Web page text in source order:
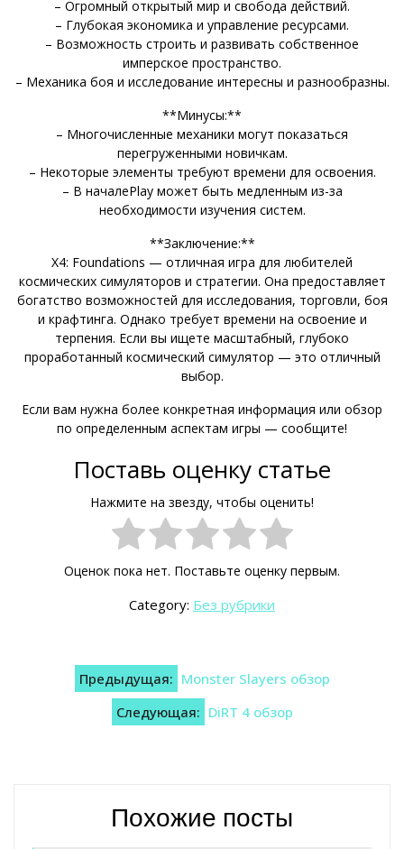
– Огромный открытый мир и свобода действий.
– Глубокая экономика и управление ресурсами.
– Возможность строить и развивать собственное
имперское пространство.
– Механика боя и исследование интересны и разнообразны.
**Минусы:**
– Многочисленные механики могут показаться
перегруженными новичкам.
– Некоторые элементы требуют времени для освоения.
– В началеPlay может быть медленным из-за
необходимости изучения систем.
**Заключение:**
X4: Foundations — отличная игра для любителей
космических симуляторов и стратегии. Она предоставляет
богатство возможностей для исследования, торговли, боя
и крафтинга. Однако требует времени на освоение и
терпения. Если вы ищете масштабный, глубоко
проработанный космический симулятор — это отличный
выбор.
Если вам нужна более конкретная информация или обзор
по определенным аспектам игры — сообщите!
Поставь оценку статье
Нажмите на звезду, чтобы оценить!
Оценок пока нет. Поставьте оценку первым.
Category: Без рубрики
Навигация
записям
Предыдущая: Monster Slayers обзор
Следующая: DiRT 4 обзор
Похожие посты